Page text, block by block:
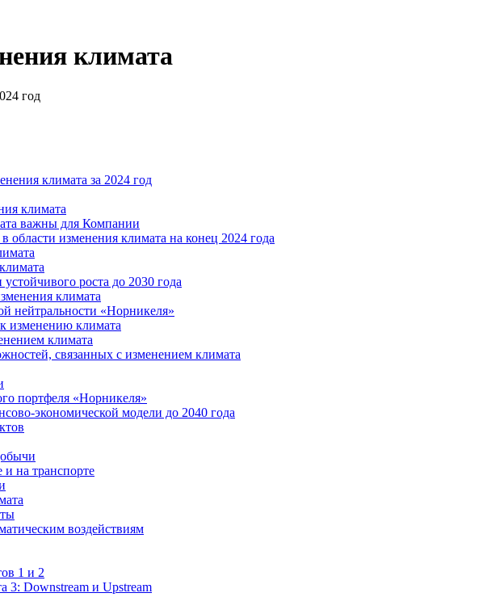
климата
год
климата за 2024 год
климата
важны для Компании
области изменения климата на конец 2024 года
роста до 2030 года
климата
нейтральности «Норникеля»
изменению климата
климата
связанных с изменением климата
портфеля «Норникеля»
экономической модели до 2040 года
на транспорте
воздействиям
1 и 2
3: Downstream и Upstream